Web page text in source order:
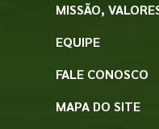
MISSÃO,
EQUIPE
FALE CONOSCO
MAPA DO SITE